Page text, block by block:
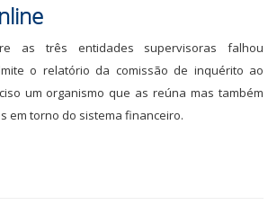
as três entidades supervisoras falhou
o relatório da comissão de inquérito ao
um organismo que as reúna mas também
em torno do sistema financeiro.